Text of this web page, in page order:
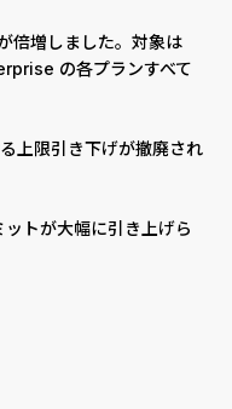
倍増しました。対象は
の各プランすべて
上限引き下げが撤廃され
トが大幅に引き上げら